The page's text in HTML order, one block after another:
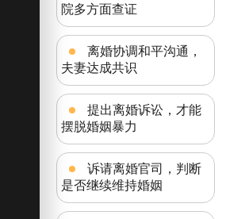
院多方面查证
离婚协调和平沟通，
夫妻达成共识
提出离婚诉讼，才能
摆脱婚姻暴力
诉请离婚官司，判断
是否继续维持婚姻